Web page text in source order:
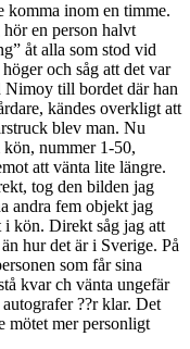
komma inom en timme.
hör en person halvt
åt alla som stod vid
och såg att det var
Nimoy till bordet där han
kändes overkligt att
blev man. Nu
nummer 1-50,
att vänta lite längre.
tog den bilden jag
andra fem objekt jag
i kön. Direkt såg jag att
hur det är i Sverige. På
som får sina
kvar ch vänta ungefär
??r klar. Det
mötet mer personligt